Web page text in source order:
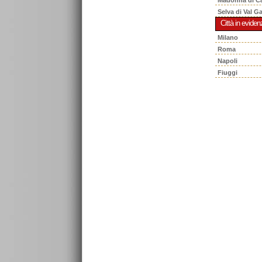
Selva di Val
Città in
Milano
Roma
Napoli
Fiuggi